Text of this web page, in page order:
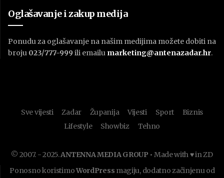
Oglašavanje i zakup medija
Ponudu za oglašavanje na našim medijima možete dobiti na
broju 023/777-999 ili emailu marketing@antenazadar.hr.
Sve vijesti Zadar Županija Vijesti Sport
Biznis
Lifestyle
Showbiz Tehno
© 2007. - 2025.ANTENNA MEDIA GROUP • Made with ♥ in ZD
Ponosno koristimoWordPress magiju, dodatno začinjenu od